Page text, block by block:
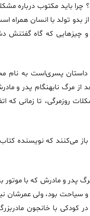
چرا باید مکتوب درباره
تولد با انسان همراه
که گاه گفتنش
پسری‌است به نام
مرگ نابهنگام پدر و
روزمرگی، تا زمانی که
می‌کنند که نویسنده
پدر و مادرش که با موتور
و سیاحت بود‌، ولی عمرشان
کودکی با خانجون